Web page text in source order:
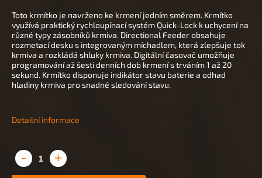
Toto krmítko je navrženo ke krmení jedním směrem. Krmítko
využívá praktický rychloupínací systém Quick-Lock k uchycení na
různé typy zásobníků krmiva. Directional Feeder obsahuje
rozmetací desku s integrovaným míchadlem, která zlepšuje tok
krmiva a rozkládá shluky krmiva. Digitální časovač umožňuje
programování až šesti denních dob krmení s trváním 1 až 20
sekund. Krmítko disponuje indikátor stavu baterie a odhad
hladiny krmiva pro snadné sledování stavu.
Detailní informace